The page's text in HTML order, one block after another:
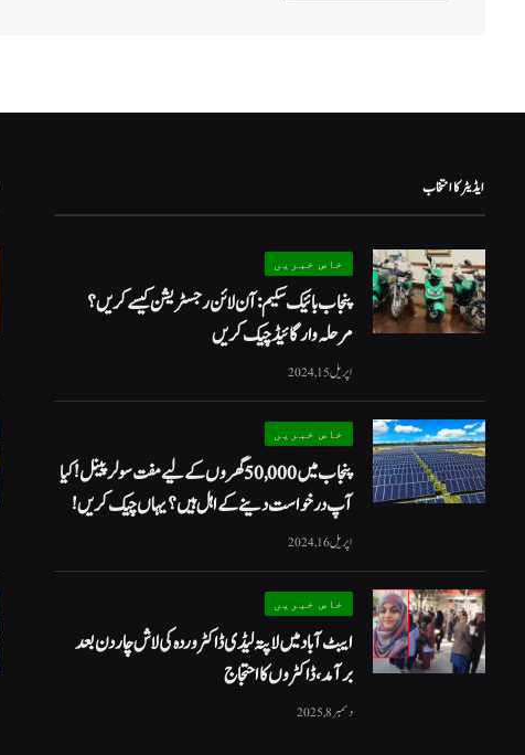
ایڈیٹر کا انتخاب
خاص خبریں
پنجاب بائیک سکیم: آن لائن رجسٹریشن کیسے کریں؟
مرحلہ وار گائیڈ چیک کریں
اپریل 15, 2024
خاص خبریں
پنجاب میں 50,000 گھروں کے لیے مفت سولر پینل! کیا
آپ درخواست دینے کے اہل ہیں؟ یہاں چیک کریں!
اپریل 16, 2024
خاص خبریں
ایبٹ آباد میں لاپتہ لیڈی ڈاکٹر وردہ کی لاش چار دن بعد
برآمد، ڈاکٹروں کا احتجاج
دسمبر 8, 2025